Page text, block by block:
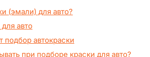
(эмали) для авто?
авто
подбор автокраски
при подборе краски для авто?